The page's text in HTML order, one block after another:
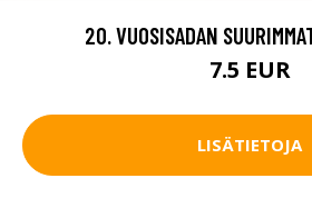
20. VUOSISADAN
7.5 EUR
LISÄTIETOJA